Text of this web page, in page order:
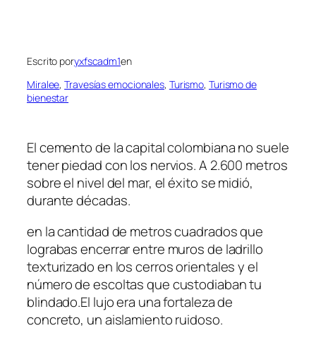
Escrito poryxfscadm1en
Miralee, Travesías emocionales, Turismo, Turismo de
bienestar
El cemento de la capital colombiana no suele
tener piedad con los nervios. A 2.600 metros
sobre el nivel del mar, el éxito se midió,
durante décadas.
en la cantidad de metros cuadrados que
lograbas encerrar entre muros de ladrillo
texturizado en los cerros orientales y el
número de escoltas que custodiaban tu
blindado.El lujo era una fortaleza de
concreto, un aislamiento ruidoso.